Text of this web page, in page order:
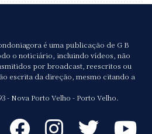
é uma publicação de G B
o noticiário, incluindo vídeos, não
por broadcast, reescritos ou
escrita da direção, mesmo citando a
- Nova Porto Velho - Porto Velho.